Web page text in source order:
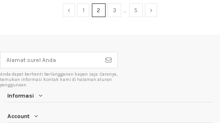
1 2 3 5
Anda dapat berhenti berlangganan kapan saja. Caranya,
temukan informasi kontak kami di halaman aturan
penggunaan.
Informasi
Account